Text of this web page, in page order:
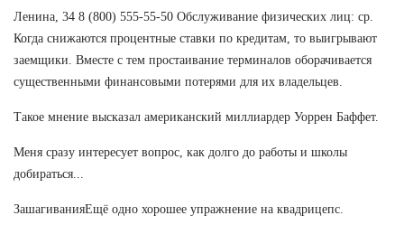
Ленина, 34 8 (800) 555-55-50 Обслуживание физических лиц: ср.
Когда снижаются процентные ставки по кредитам, то выигрывают
заемщики. Вместе с тем простаивание терминалов оборачивается
существенными финансовыми потерями для их владельцев.
Такое мнение высказал американский миллиардер Уоррен Баффет.
Меня сразу интересует вопрос, как долго до работы и школы
добираться...
ЗашагиванияЕщё одно хорошее упражнение на квадрицепс.